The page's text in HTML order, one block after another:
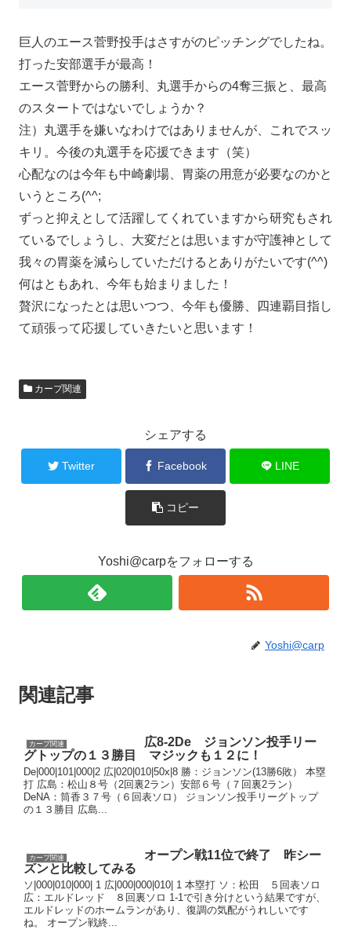
巨人のエース菅野投手はさすがのピッチングでしたね。
打った安部選手が最高！
エース菅野からの勝利、丸選手からの4奪三振と、最高
のスタートではないでしょうか？
注）丸選手を嫌いなわけではありませんが、これでスッ
キリ。今後の丸選手を応援できます（笑）
心配なのは今年も中崎劇場、胃薬の用意が必要なのかと
いうところ(^^;
ずっと抑えとして活躍してくれていますから研究もされ
ているでしょうし、大変だとは思いますが守護神として
我々の胃薬を減らしていただけるとありがたいです(^^)
何はともあれ、今年も始まりました！
贅沢になったとは思いつつ、今年も優勝、四連覇目指し
て頑張って応援していきたいと思います！
カープ関連
シェアする
Twitter Facebook LINE
コピー
Yoshi@carpをフォローする
Yoshi@carp
関連記事
カープ関連
広8-2De ジョンソン投手リー
グトップの１３勝目 マジックも１２に！
De|000|101|000|2 広|020|010|50x|8 勝：ジョンソン(13勝6敗） 本塁
打 広島：松山８号（2回裏2ラン）安部６号（７回裏2ラン）
DeNA：筒香３７号（６回表ソロ） ジョンソン投手リーグトップ
の１３勝目 広島...
カープ関連
オープン戦11位で終了 昨シー
ズンと比較してみる
ソ|000|010|000| 1 広|000|000|010| 1 本塁打 ソ：松田 ５回表ソロ
広：エルドレッド ８回裏ソロ 1-1で引き分けという結果ですが、
エルドレッドのホームランがあり、復調の気配がうれしいです
ね。 オープン戦終...